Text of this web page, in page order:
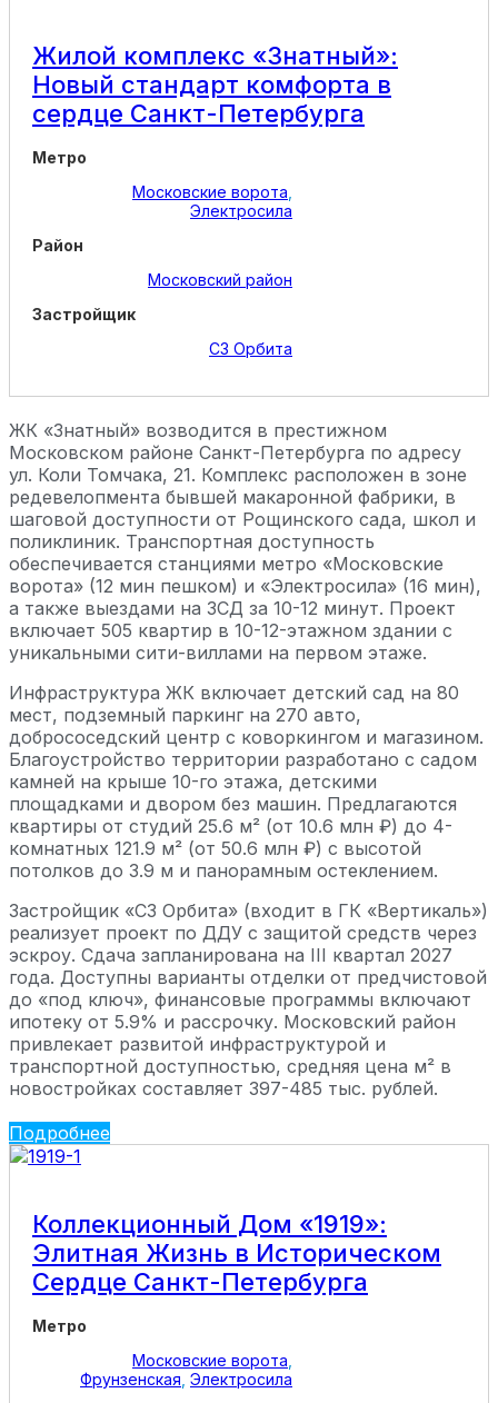
Жилой комплекс «Знатный»:
Новый стандарт комфорта в
сердце Санкт-Петербурга
Метро
Московские ворота
Электросила
Район
Московский район
Застройщик
СЗ Орбита
ЖК «Знатный» возводится в престижном
Московском районе Санкт-Петербурга по адресу
ул. Коли Томчака, 21. Комплекс расположен в зоне
редевелопмента бывшей макаронной фабрики, в
шаговой доступности от Рощинского сада, школ и
поликлиник. Транспортная доступность
обеспечивается станциями метро «Московские
ворота» (12 мин пешком) и «Электросила» (16 мин),
а также выездами на ЗСД за 10-12 минут. Проект
включает 505 квартир в 10-12-этажном здании с
уникальными сити-виллами на первом этаже.
Инфраструктура ЖК включает детский сад на 80
мест, подземный паркинг на 270 авто,
добрососедский центр с коворкингом и магазином.
Благоустройство территории разработано с садом
камней на крыше 10-го этажа, детскими
площадками и двором без машин. Предлагаются
квартиры от студий 25.6 м² (от 10.6 млн ₽) до 4-
комнатных 121.9 м² (от 50.6 млн ₽) с высотой
потолков до 3.9 м и панорамным остеклением.
Застройщик «СЗ Орбита» (входит в ГК «Вертикаль»)
реализует проект по ДДУ с защитой средств через
эскроу. Сдача запланирована на III квартал 2027
года. Доступны варианты отделки от предчистовой
до «под ключ», финансовые программы включают
ипотеку от 5.9% и рассрочку. Московский район
привлекает развитой инфраструктурой и
транспортной доступностью, средняя цена м² в
новостройках составляет 397-485 тыс. рублей.
Подробнее
Коллекционный Дом «1919»:
Элитная Жизнь в Историческом
Сердце Санкт-Петербурга
Метро
Московские ворота
Фрунзенская Электросила